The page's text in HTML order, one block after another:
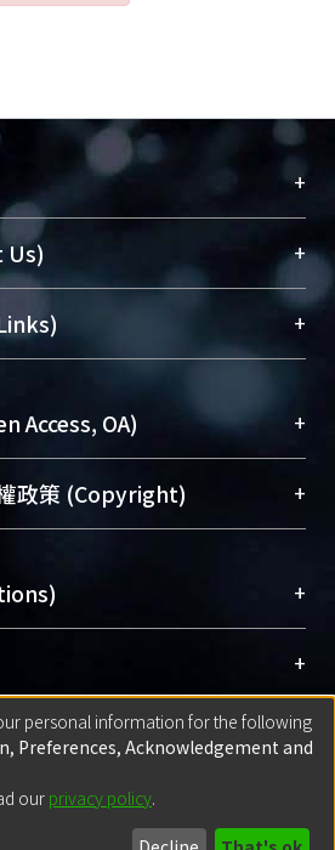
+
學之列，為永久珍藏及向國際
成果及學術能量，圖書館整合
學術庫（AH）不同功能平
藏NTU scholars。期能整合研
and promote researcher
works, Library integrates the
with “Academic
Us) +
(Medical Library)
+
Access, OA) +
角度提升資訊取用性的社會運
上是透過將研究著作公開供使
加速研究發展、提升研究影響
點選深入了解OA）
政策 (Copyright) +
非匯入者所有，或由第三方贊
確認該版權所有者及第三方同
that the submission is your
that you have the right to
upload.
全文電子檔，可使用
查詢，以確認出版單位之版權
+
Guide)
Manual)
Service)
+
計算機中心帳號登入
Account)
號登入(With ORCID)
+
ORCID者，以ID匯入
- Extension maintained and optimized
personal information for the following
Preferences, Acknowledgement and
our privacy policy.